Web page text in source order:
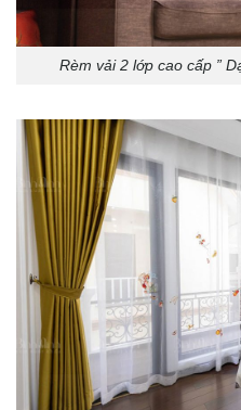
Rèm vải 2 lớp cao cấp ”